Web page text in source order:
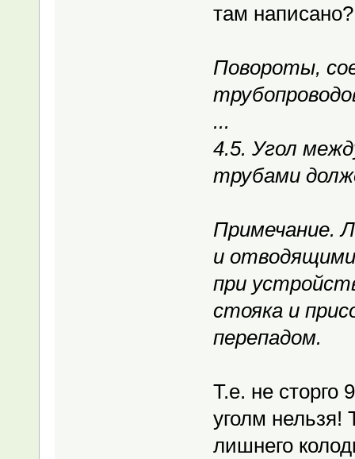
там
Повороты,
...
4.5. Угол
трубами
Примечание.
и
при
стояка и
перепадом.
Т.е. не сторго
уголм нельзя!
лишнего